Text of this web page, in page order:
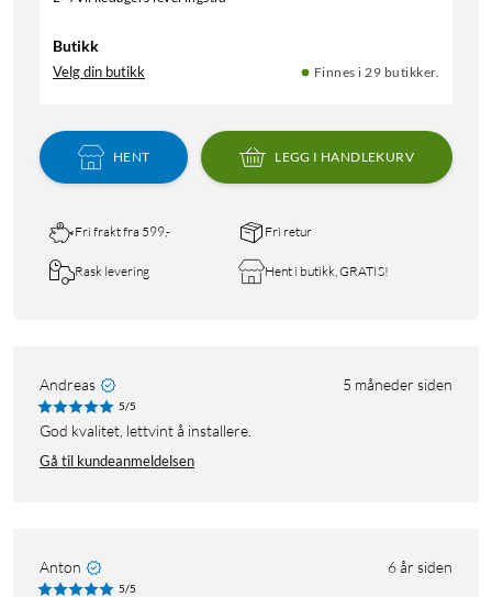
Butikk
Velg din butikk Finnes i 29 butikker.
HENT LEGG I HANDLEKURV
Fri frakt fra 599,- Fri retur
Rask levering Hent i butikk, GRATIS!
Andreas 5 måneder siden
5/5
God kvalitet, lettvint å installere.
Gå til kundeanmeldelsen
Anton 6 år siden
5/5